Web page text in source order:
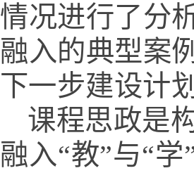
情况进行了分
融入的典型案
下一步建设计
课程思政是
融入“教”与“